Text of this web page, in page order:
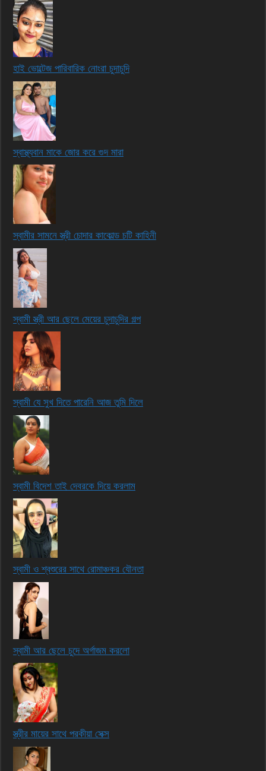
হাই ভোল্টেজ পারিবারিক নোংরা চুদাচুদি
স্বাস্থ্যবান মাকে জোর করে গুদ মারা
স্বামীর সামনে স্ত্রী চোদার কাকোল্ড চটি কাহিনী
স্বামী স্ত্রী আর ছেলে মেয়ের চুদাচুদির গল্প
স্বামী যে সুখ দিতে পারেনি আজ তুমি দিলে
স্বামী বিদেশ তাই দেবরকে দিয়ে করলাম
স্বামী ও শ্বশুরের সাথে রোমাঞ্চকর যৌনতা
স্বামী আর ছেলে চুদে অর্গাজম করলো
স্ত্রীর মায়ের সাথে পরকীয়া সেক্স